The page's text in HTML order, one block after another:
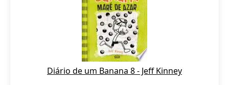
Diário de um Banana 8 - Jeff Kinney